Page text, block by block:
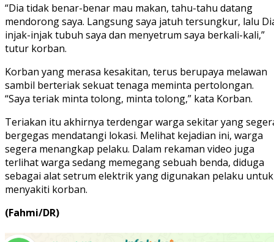
“Dia tidak benar-benar mau makan, tahu-tahu datang
mendorong saya. Langsung saya jatuh tersungkur, lalu
injak-injak tubuh saya dan menyetrum saya berkali-kali,”
tutur korban.
Korban yang merasa kesakitan, terus berupaya melawan
sambil berteriak sekuat tenaga meminta pertolongan.
“Saya teriak minta tolong, minta tolong,” kata Korban.
Teriakan itu akhirnya terdengar warga sekitar yang
bergegas mendatangi lokasi. Melihat kejadian ini, warga
segera menangkap pelaku. Dalam rekaman video juga
terlihat warga sedang memegang sebuah benda, diduga
sebagai alat setrum elektrik yang digunakan pelaku untuk
menyakiti korban.
(Fahmi/DR)